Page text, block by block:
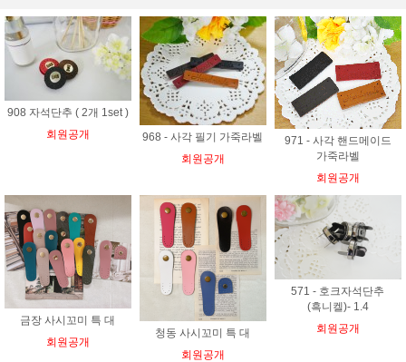
908 자석단추 ( 2개 1set )
회원공개
968 - 사각 필기 가죽라벨
회원공개
971 - 사각 핸드메이드
가죽라벨
회원공개
금장 사시꼬미 특 대
회원공개
청동 사시꼬미 특 대
회원공개
571 - 호크자석단추
(흑니켈)- 1.4
회원공개